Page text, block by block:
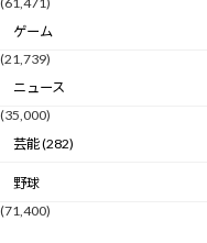
ゲーム
(21,739)
ニュース
(35,000)
芸能 (282)
野球
(71,400)